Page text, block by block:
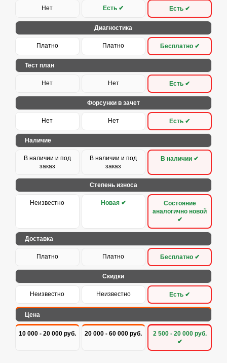
Нет Есть ✔ Есть ✔
Диагностика
Платно Платно Бесплатно ✔
Тест план
Нет Нет Есть ✔
Форсунки в зачет
Нет Нет Есть ✔
Наличие
В наличии и под
заказ
В наличии и под
заказ
В наличии ✔
Степень износа
Неизвестно Новая ✔
Состояние
аналогично новой
✔
Доставка
Платно Платно Бесплатно ✔
Скидки
Неизвестно Неизвестно Есть ✔
Цена
10 000 - 20 000 руб. 20 000 - 60 000 руб.
2 500 - 20 000 руб.
✔